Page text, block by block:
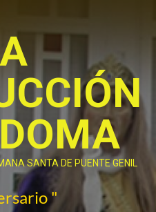
SANTA DE PUENTE GENIL
"